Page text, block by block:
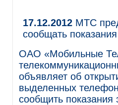
17.12.2012 МТС
сообщать
ОАО «Мобильные
объявляет об
выделенных
сообщить показания